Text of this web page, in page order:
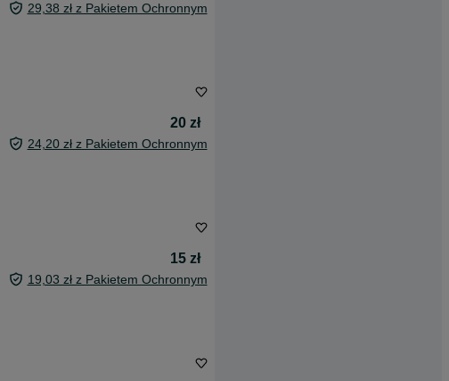
29,38 zł z Pakietem Ochronnym
20 zł
24,20 zł z Pakietem Ochronnym
15 zł
19,03 zł z Pakietem Ochronnym